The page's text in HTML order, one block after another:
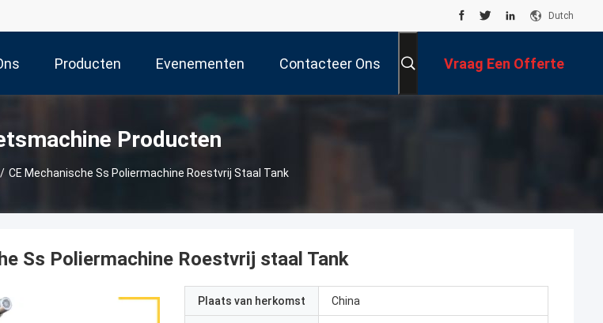
Dutch
Producten Evenementen Contacteer Ons Vraag Een Offerte
Producten
/ CE Mechanische Ss Poliermachine Roestvrij Staal Tank
Ss Poliermachine Roestvrij staal Tank
Plaats van herkomst China